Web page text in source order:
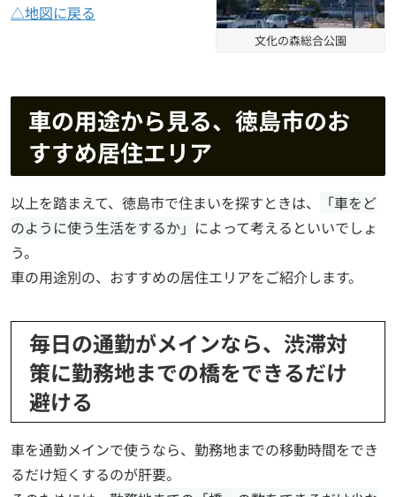
文化の森総合公園
△地図に戻る
車の用途から見る、徳島市のお
すすめ居住エリア
以上を踏まえて、徳島市で住まいを探すときは、
「車をど
のように使う生活をするか」 によって考えるといいでしょ
う。
車の用途別の、おすすめの居住エリアをご紹介します。
毎日の通勤がメインなら、渋滞対
策に勤務地までの橋をできるだけ
避ける
車を通勤メインで使うなら、勤務地までの移動時間をでき
るだけ短くするのが肝要。